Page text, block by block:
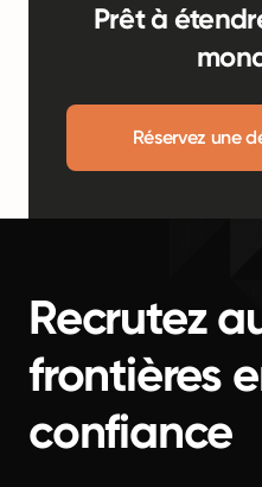
Prêt à
Réservez une
Recrutez
frontières
confiance